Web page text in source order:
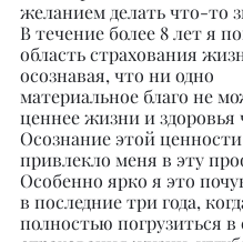
желанием делать что-то
В течение более 8 лет я
область страхования
осознавая, что ни одно
материальное благо не
ценнее жизни и здоровья
Осознание этой
привлекло меня в эту
Особенно ярко я это
в последние три года,
полностью погрузиться в